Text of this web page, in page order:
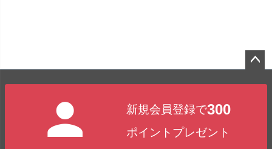
新規会員登録で300
ポイントプレゼント